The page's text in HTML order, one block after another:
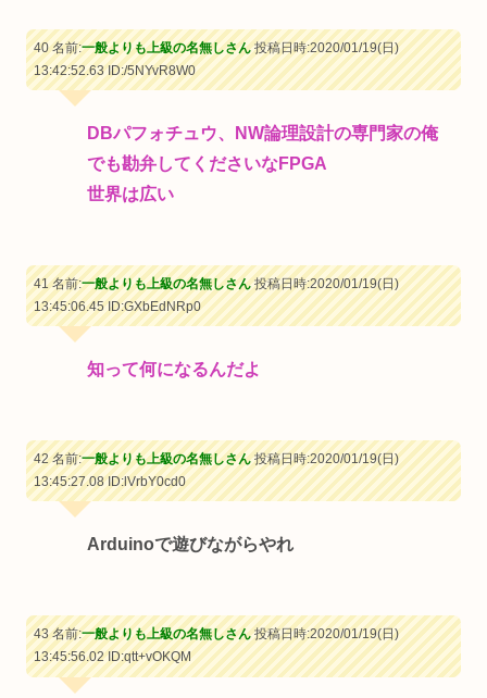
40 名前:一般よりも上級の名無しさん投稿日時:2020/01/19(日)
13:42:52.63ID:/5NYvR8W0
DBパフォチュウ、NW論理設計の専門家の俺
でも勘弁してくださいなFPGA
世界は広い
41 名前:一般よりも上級の名無しさん投稿日時:2020/01/19(日)
13:45:06.45ID:GXbEdNRp0
知って何になるんだよ
42 名前:一般よりも上級の名無しさん投稿日時:2020/01/19(日)
13:45:27.08ID:lVrbY0cd0
Arduinoで遊びながらやれ
43 名前:一般よりも上級の名無しさん投稿日時:2020/01/19(日)
13:45:56.02ID:qtt+vOKQM